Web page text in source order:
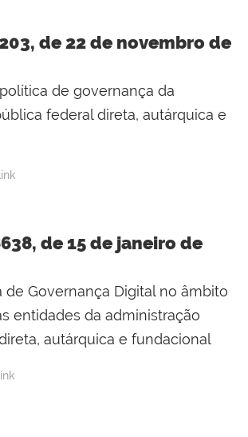
de 22 de novembro de
de governança da
federal direta, autárquica e
Link
de 15 de janeiro de
de Governança Digital no âmbito
entidades da administração
autárquica e fundacional